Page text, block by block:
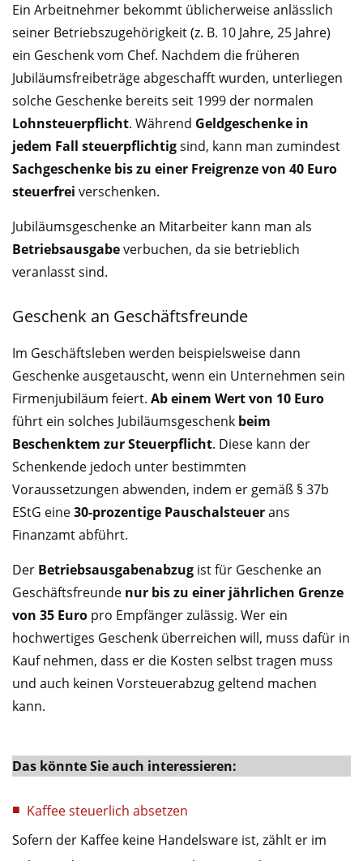
Ein Arbeitnehmer bekommt üblicherweise anlässlich
seiner Betriebszugehörigkeit (z. B. 10 Jahre, 25 Jahre)
ein Geschenk vom Chef. Nachdem die früheren
Jubiläumsfreibeträge abgeschafft wurden, unterliegen
solche Geschenke bereits seit 1999 der normalen
Lohnsteuerpflicht. Während Geldgeschenke in
jedem Fall steuerpflichtigsind, kann man zumindest
Sachgeschenke bis zu einer Freigrenze von 40 Euro
steuerfrei verschenken.
Jubiläumsgeschenke an Mitarbeiter kann man als
Betriebsausgabeverbuchen, da sie betrieblich
veranlasst sind.
Geschenk an Geschäftsfreunde
Im Geschäftsleben werden beispielsweise dann
Geschenke ausgetauscht, wenn ein Unternehmen sein
Firmenjubiläum feiert. Ab einem Wert von 10 Euro
führt ein solches Jubiläumsgeschenk beim
Beschenktem zur Steuerpflicht. Diese kann der
Schenkende jedoch unter bestimmten
Voraussetzungen abwenden, indem er gemäß § 37b
EStG eine30-prozentige Pauschalsteuerans
Finanzamt abführt.
Der Betriebsausgabenabzug ist für Geschenke an
Geschäftsfreunde nur bis zu einer jährlichen Grenze
von 35 Euro pro Empfänger zulässig. Wer ein
hochwertiges Geschenk überreichen will, muss dafür in
Kauf nehmen, dass er die Kosten selbst tragen muss
und auch keinen Vorsteuerabzug geltend machen
kann.
Das könnte Sie auch interessieren:
Kaffee steuerlich absetzen
Sofern der Kaffee keine Handelsware ist, zählt er im